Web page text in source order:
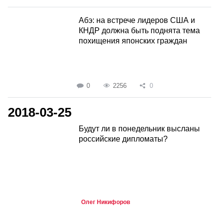
Абэ: на встрече лидеров США и
КНДР должна быть поднята тема
похищения японских граждан
0 2256 0
2018-03-25
Будут ли в понедельник высланы
российские дипломаты?
Олег Никифоров